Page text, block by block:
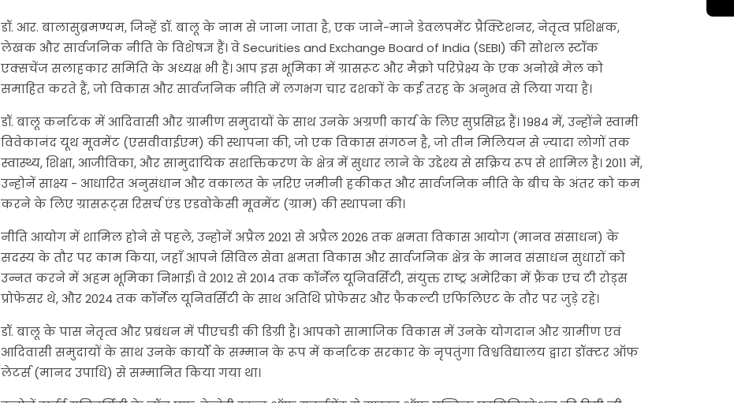
डॉ. आर. बालासुब्रमण्यम, जिन्हें डॉ. बालू के नाम से जाना जाता है, एक जाने-माने डेवलपमेंट प्रैक्टिशनर, नेतृत्व प्रशिक्षक,
लेखक और सार्वजनिक नीति के विशेषज्ञ हैं। वे Securities and Exchange Board of India (SEBI) की सोशल स्टॉक
एक्सचेंज सलाहकार समिति के अध्यक्ष भी हैं। आप इस भूमिका में ग्रासरूट और मैक्रो परिप्रेक्ष्य के एक अनोखे मेल को
समाहित करते हैं, जो विकास और सार्वजनिक नीति में लगभग चार दशकों के कई तरह के अनुभव से लिया गया है।
डॉ. बालू कर्नाटक में आदिवासी और ग्रामीण समुदायों के साथ उनके अग्रणी कार्य के लिए सुप्रसिद्ध हैं। 1984 में, उन्होंने स्वामी
विवेकानंद यूथ मूवमेंट (एसवीवाईएम) की स्थापना की, जो एक विकास संगठन है, जो तीन मिलियन से ज़्यादा लोगों तक
स्वास्थ्य, शिक्षा, आजीविका, और सामुदायिक सशक्तिकरण के क्षेत्र में सुधार लाने के उद्देश्य से सक्रिय रूप से शामिल है। 2011 में,
उन्होनें साक्ष्य - आधारित अनुसंधान और वकालत के ज़रिए ज़मीनी हकीकत और सार्वजनिक नीति के बीच के अंतर को कम
करने के लिए ग्रासरूट्स रिसर्च एंड एडवोकेसी मूवमेंट (ग्राम) की स्थापना की।
नीति आयोग में शामिल होने से पहले, उन्होनें अप्रैल 2021 से अप्रैल 2026 तक क्षमता विकास आयोग (मानव संसाधन) के
सदस्य के तौर पर काम किया, जहाँ आपने सिविल सेवा क्षमता विकास और सार्वजनिक क्षेत्र के मानव संसाधन सुधारों को
उन्नत करने में अहम भूमिका निभाई। वे 2012 से 2014 तक कॉर्नेल यूनिवर्सिटी, संयुक्त राष्ट्र अमेरिका में फ्रैंक एच टी रोड्स
प्रोफेसर थे, और 2024 तक कॉर्नेल यूनिवर्सिटी के साथ अतिथि प्रोफेसर और फैकल्टी एफिलिएट के तौर पर जुड़े रहे।
डॉ. बालू के पास नेतृत्व और प्रबंधन में पीएचडी की डिग्री है। आपको सामाजिक विकास में उनके योगदान और ग्रामीण एवं
आदिवासी समुदायों के साथ उनके कार्यों के सम्मान के रूप में कर्नाटक सरकार के नृपतुंगा विश्वविद्यालय द्वारा डॉक्टर ऑफ
लेटर्स (मानद उपाधि) से सम्मानित किया गया था।